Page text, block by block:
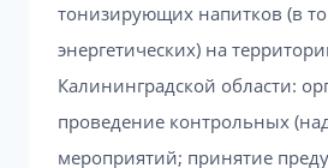
тонизирующих напитков (в
энергетических) на
Калининградской области:
проведение контрольных
мероприятий; принятие